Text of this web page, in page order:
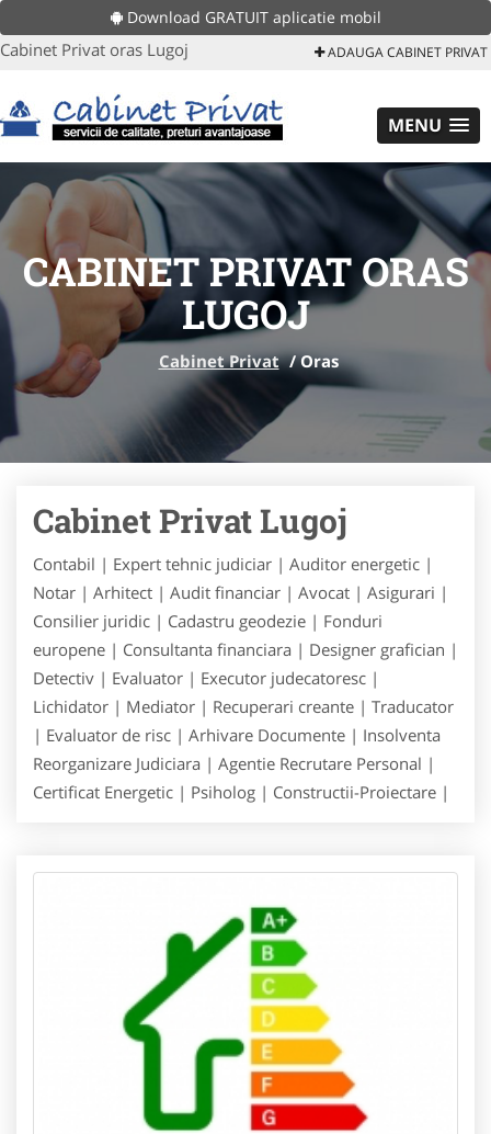
Download GRATUIT aplicatie mobil
Cabinet Privat oras Lugoj ADAUGA CABINET PRIVAT
MENU
CABINET PRIVAT ORAS
LUGOJ
Cabinet Privat /Oras
Cabinet Privat Lugoj
Contabil | Expert tehnic judiciar | Auditor energetic |
Notar | Arhitect | Audit financiar | Avocat | Asigurari |
Consilier juridic | Cadastru geodezie | Fonduri
europene | Consultanta financiara | Designer grafician |
Detectiv | Evaluator | Executor judecatoresc |
Lichidator | Mediator | Recuperari creante | Traducator
| Evaluator de risc | Arhivare Documente | Insolventa
Reorganizare Judiciara | Agentie Recrutare Personal |
Certificat Energetic | Psiholog | Constructii-Proiectare |